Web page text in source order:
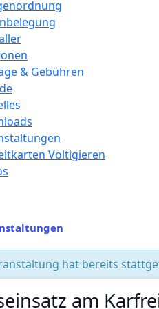
& Gebühren
Voltigieren
hat bereits
am